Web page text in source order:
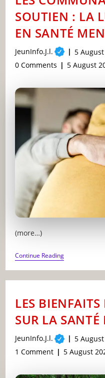
SOUTIEN : LA
EN SANTÉ
Post
author:
JeunInfo.J.l.
Post
5
Post
0 Comments
Post
modified:
5 August
(more…)
Continue ReadingLES
DE
SOUTIEN
LUEUR
EN
SANTÉ
MENTALE
LES
SUR LA SANTÉ
Post
author:
JeunInfo.J.l.
Post
5
Post
1 Comment
Post
modified:
5 August